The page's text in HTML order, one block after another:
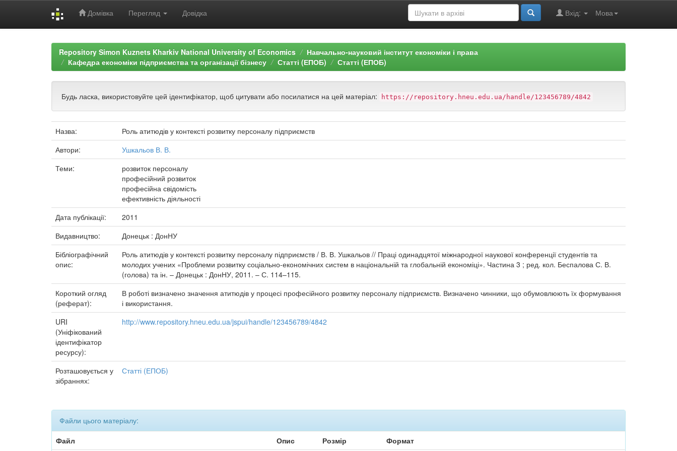
Домівка Перегляд Довідка Мова
Вхід:
Repository Simon Kuznets Kharkiv National University of Economics
Навчально-науковий інститут економіки і права
Кафедра економіки підприємства та організації бізнесу
Статті (ЕПОБ) Статті (ЕПОБ)
Будь ласка, використовуйте цей ідентифікатор, щоб цитувати або посилатися на цей матеріал: https://repository.hneu.edu.ua/handle/123456789/4842
Назва:
Роль атитюдів у контексті розвитку персоналу підприємств
Автори:
Ушкальов В. В.
Теми:
розвиток персоналу
професійний розвиток
професійна свідомість
ефективність діяльності
Дата публікації:
2011
Видавництво:
Донецьк : ДонНУ
Бібліографічний
опис:
Роль атитюдів у контексті розвитку персоналу підприємств / В. В. Ушкальов // Праці одинадцятої міжнародної наукової конференції студентів та
молодих учених «Проблеми розвитку соціально-економічних систем в національній та глобальній економіці». Частина 3 ; ред. кол. Беспалова С. В.
(голова) та ін. – Донецьк : ДонНУ, 2011. – С. 114–115.
Короткий огляд
(реферат):
В роботі визначено значення атитюдів у процесі професійного розвитку персоналу підприємств. Визначено чинники, що обумовлюють їх формування
і використання.
URI
(Уніфікований
ідентифікатор
ресурсу):
http://www.repository.hneu.edu.ua/jspui/handle/123456789/4842
Розташовується у
зібраннях:
Статті (ЕПОБ)
Файли цього матеріалу:
Файл
Опис Розмір Формат